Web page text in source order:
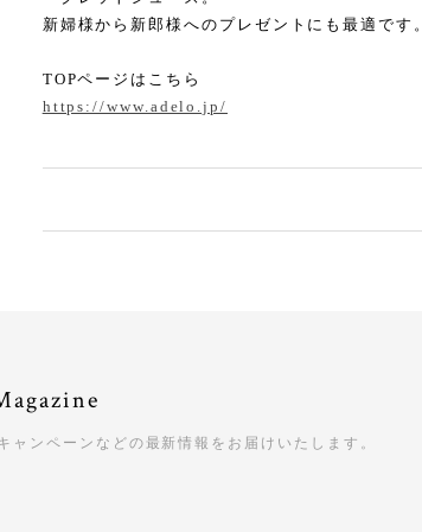
新婦様から新郎様へのプレゼントにも最適です
TOPページはこちら
https://www.adelo.jp/
ャンペーンなどの最新情報をお届けいたします。